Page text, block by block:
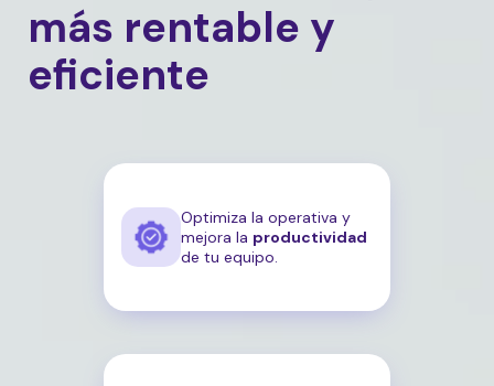
más rentable y
eficiente
Optimiza la operativa y
mejora la productividad
de tu equipo.